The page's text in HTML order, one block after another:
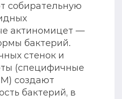
собирательную
актиномицет —
бактерий.
стенок и
(специфичные
создают
бактерий, в